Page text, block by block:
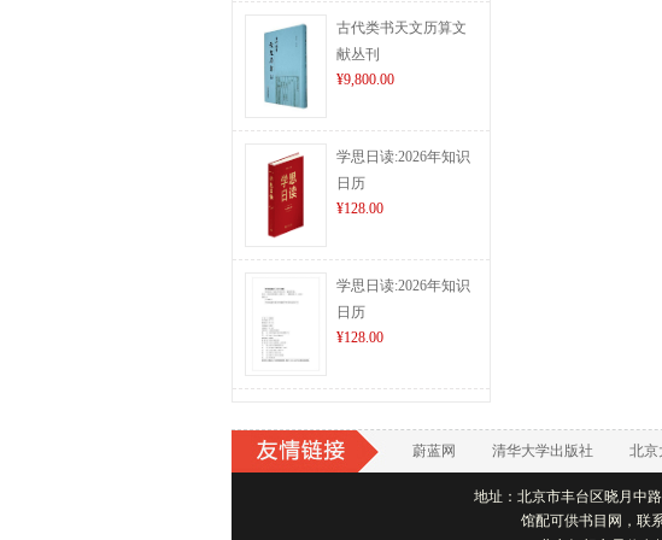
古代类书天文历算文
献丛刊
¥9,800.00
学思日读:2026年知识
日历
¥128.00
学思日读:2026年知识
日历
¥128.00
蔚蓝网 清华大学出版社 北京
地址：北京市丰台区晓月中路
馆配可供书目网，联